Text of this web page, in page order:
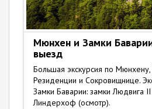
Мюнхен и Замки
выезд
Большая экскурсия по
Резиденции и Сокровищнице.
Замки Баварии: замки Людвига
Линдерхоф (осмотр).